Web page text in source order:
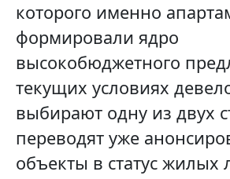
которого именно
формировали ядро
высокобюджетного
текущих условиях
выбирают одну из двух
переводят уже
объекты в статус жилых